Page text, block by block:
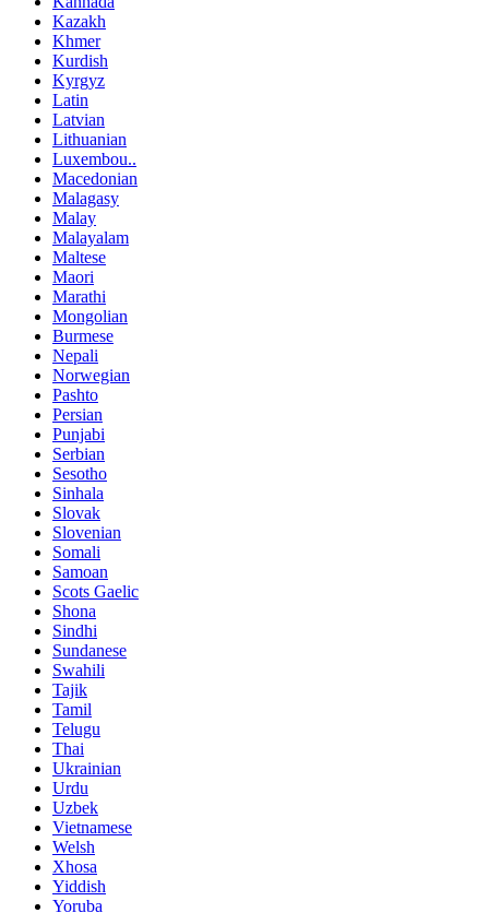
Kazakh
Khmer
Kurdish
Kyrgyz
Latin
Latvian
Lithuanian
Luxembou..
Macedonian
Malagasy
Malay
Malayalam
Maltese
Maori
Marathi
Mongolian
Burmese
Nepali
Norwegian
Pashto
Persian
Punjabi
Serbian
Sesotho
Sinhala
Slovak
Slovenian
Somali
Samoan
Scots Gaelic
Shona
Sindhi
Sundanese
Swahili
Tajik
Tamil
Telugu
Thai
Ukrainian
Urdu
Uzbek
Vietnamese
Welsh
Xhosa
Yiddish
Yoruba